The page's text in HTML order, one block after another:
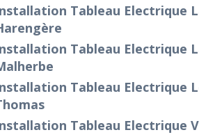
Tableau Electrique
Tableau Electrique
Tableau Electrique
Tableau Electrique